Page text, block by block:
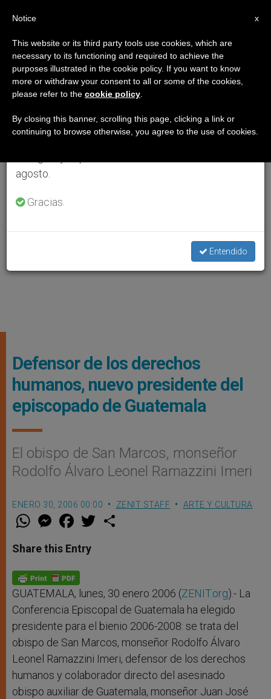
Defensor de los derechos
humanos, nuevo presidente del
episcopado de Guatemala
El obispo de San Marcos, monseñor
Rodolfo Álvaro Leonel Ramazzini Imeri
ENERO 30, 2006 00:00 ZENIT STAFF ARTE Y CULTURA
W
t
s
p
p
M
e
s
e
g
e
r
F
a
e
b
o
k
w
Share this Entry
GUATEMALA, lunes, 30 enero 2006 (ZENIT.org).- La
Conferencia Episcopal de Guatemala ha elegido
presidente para el bienio 2006-2008: se trata del
obispo de San Marcos, monseñor Rodolfo Álvaro
Leonel Ramazzini Imeri, defensor de los derechos
humanos y colaborador directo del asesinado
obispo auxiliar de Guatemala, monseñor Juan José
×
Aviso importante
Del 27 de julio al 7 de agosto haremos la pausa
anual, aprovechando que en el periodo de verano
se generan menos informaciones y también el
agosto.
Gracias.
Entendido
x
Notice
This website or its third party tools use cookies, which are
necessary to its functioning and required to achieve the
purposes illustrated in the cookie policy. If you want to know
more or withdraw your consent to all or some of the cookies,
please refer to the cookie policy
By closing this banner, scrolling this page, clicking a link or
continuing to browse otherwise, you agree to the use of cookies.